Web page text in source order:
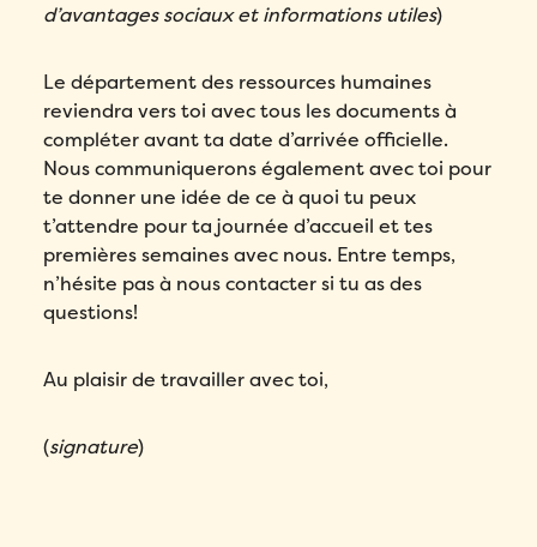
d’avantages sociaux et informations utiles)
Le département des ressources humaines
reviendra vers toi avec tous les documents à
compléter avant ta date d’arrivée officielle.
Nous communiquerons également avec toi pour
te donner une idée de ce à quoi tu peux
t’attendre pour ta journée d’accueil et tes
premières semaines avec nous. Entre temps,
n’hésite pas à nous contacter si tu as des
questions!
Au plaisir de travailler avec toi,
(signature)